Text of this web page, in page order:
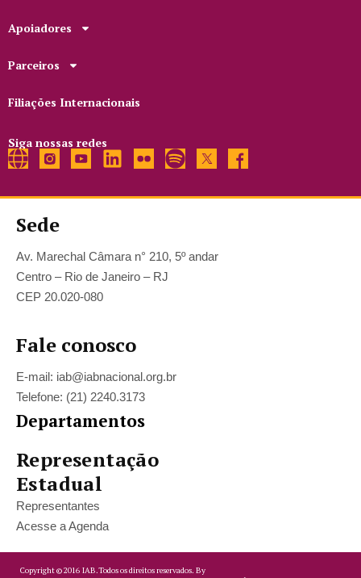
Apoiadores
Parceiros
Filiações Internacionais
Siga nossas redes
Sede
Av. Marechal Câmara n° 210, 5º andar
Centro – Rio de Janeiro – RJ
CEP 20.020-080
Fale conosco
E-mail: iab@iabnacional.org.br
Telefone: (21) 2240.3173
Departamentos
Representação
Estadual
Representantes
Acesse a Agenda
Copyright ©2016 IAB.Todos os direitos reservados. By